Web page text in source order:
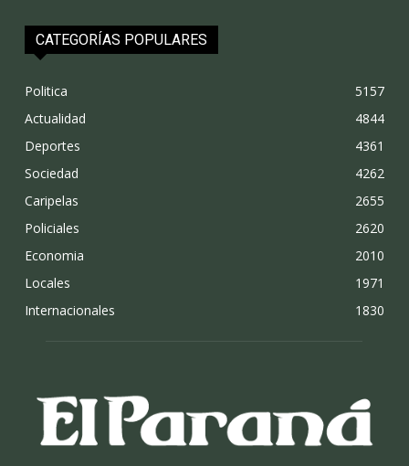
CATEGORÍAS POPULARES
Politica
5157
Actualidad
4844
Deportes
4361
Sociedad
4262
Caripelas
2655
Policiales
2620
Economia
2010
Locales
1971
Internacionales
1830